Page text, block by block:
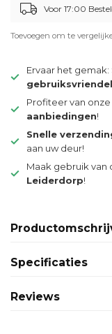
Voor 17:00
Toevoegen om te
Ervaar het gemak:
Profiteer van onze
aanbiedingen!
Snelle
aan uw deur!
Maak gebruik van
Leiderdorp!
Specificaties
Reviews